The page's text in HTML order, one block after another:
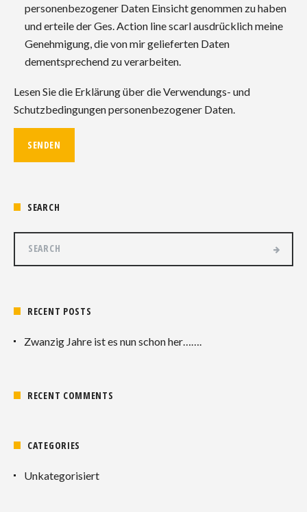
personenbezogener Daten Einsicht genommen zu haben
und erteile der Ges. Action line scarl ausdrücklich meine
Genehmigung, die von mir gelieferten Daten
dementsprechend zu verarbeiten.
Lesen Sie die Erklärung über die Verwendungs- und
Schutzbedingungen personenbezogener Daten.
SEARCH
RECENT POSTS
Zwanzig Jahre ist es nun schon her…….
RECENT COMMENTS
CATEGORIES
Unkategorisiert